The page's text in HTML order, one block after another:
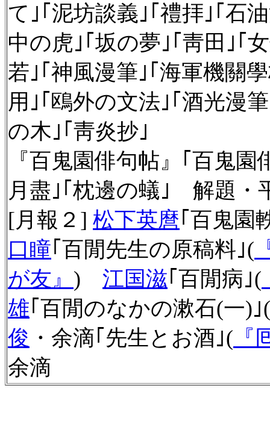
て｣｢泥坊談義｣｢禮拝｣｢石
中の虎｣｢坂の夢｣｢靑田｣｢
若｣｢神風漫筆｣｢海軍機關
用｣｢鴎外の文法｣｢酒光漫
の木｣｢靑炎抄｣
『百鬼園俳句帖』｢百鬼
月盡｣｢枕邊の蟻｣ 解題・
[月報２] 松下英麿｢百鬼園
口瞳｢百閒先生の原稿料｣(
が友』 ) 江国滋｢百閒病｣(
雄｢百閒のなかの漱石(一)｣(
俊 ・余滴｢先生とお酒｣(
余滴